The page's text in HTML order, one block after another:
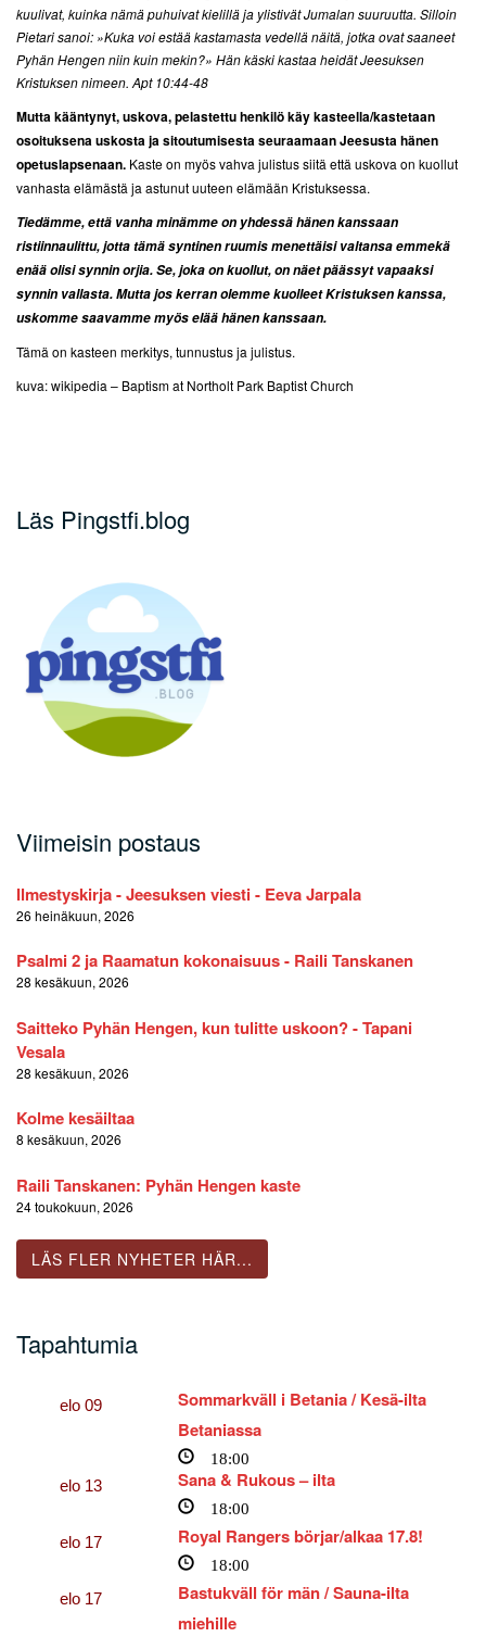
kuulivat, kuinka nämä puhuivat kielillä ja ylistivät Jumalan suuruutta. Silloin
Pietari sanoi: »Kuka voi estää kastamasta vedellä näitä, jotka ovat saaneet
Pyhän Hengen niin kuin mekin?» Hän käski kastaa heidät Jeesuksen
Kristuksen nimeen. Apt 10:44-48
Mutta kääntynyt, uskova, pelastettu henkilö käy kasteella/kastetaan
osoituksena uskosta ja sitoutumisesta seuraamaan Jeesusta hänen
opetuslapsenaan. Kaste on myös vahva julistus siitä että uskova on kuollut
vanhasta elämästä ja astunut uuteen elämään Kristuksessa.
Tiedämme, että vanha minämme on yhdessä hänen kanssaan
ristiinnaulittu, jotta tämä syntinen ruumis menettäisi valtansa emmekä
enää olisi synnin orjia. Se, joka on kuollut, on näet päässyt vapaaksi
synnin vallasta. Mutta jos kerran olemme kuolleet Kristuksen kanssa,
uskomme saavamme myös elää hänen kanssaan.
Tämä on kasteen merkitys, tunnustus ja julistus.
kuva: wikipedia – Baptism at Northolt Park Baptist Church
Läs Pingstfi.blog
Viimeisin postaus
Ilmestyskirja - Jeesuksen viesti - Eeva Jarpala
26 heinäkuun, 2026
Psalmi 2 ja Raamatun kokonaisuus - Raili Tanskanen
28 kesäkuun, 2026
Saitteko Pyhän Hengen, kun tulitte uskoon? - Tapani
Vesala
28 kesäkuun, 2026
Kolme kesäiltaa
8 kesäkuun, 2026
Raili Tanskanen: Pyhän Hengen kaste
24 toukokuun, 2026
LÄS FLER NYHETER HÄR...
Tapahtumia
elo09
Sommarkväll i Betania / Kesä-ilta
Betaniassa
18:00
elo 13 Sana & Rukous – ilta
18:00
elo 17 Royal Rangers börjar/alkaa 17.8!
18:00
elo 17
Bastukväll för män / Sauna-ilta
miehille